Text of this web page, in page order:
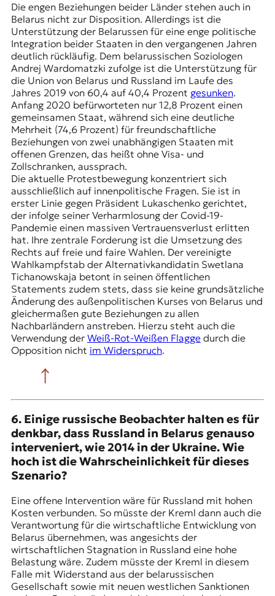
Die engen Beziehungen beider Länder stehen auch in
Belarus nicht zur Disposition. Allerdings ist die
Unterstützung der Belarussen für eine enge politische
Integration beider Staaten in den vergangenen Jahren
deutlich rückläufig. Dem belarussischen Soziologen
Andrej Wardomatzki zufolge ist die Unterstützung für
die Union von Belarus und Russland im Laufe des
Jahres 2019 von 60,4 auf 40,4 Prozent gesunken.
Anfang 2020 befürworteten nur 12,8 Prozent einen
gemeinsamen Staat, während sich eine deutliche
Mehrheit (74,6 Prozent) für freundschaftliche
Beziehungen von zwei unabhängigen Staaten mit
offenen Grenzen, das heißt ohne Visa- und
Zollschranken, aussprach.
Die aktuelle Protestbewegung konzentriert sich
ausschließlich auf innenpolitische Fragen. Sie ist in
erster Linie gegen Präsident Lukaschenko gerichtet,
der infolge seiner Verharmlosung der Covid-19-
Pandemie einen massiven Vertrauensverlust erlitten
hat. Ihre zentrale Forderung ist die Umsetzung des
Rechts auf freie und faire Wahlen. Der vereinigte
Wahlkampfstab der Alternativkandidatin Swetlana
Tichanowskaja betont in seinen öffentlichen
Statements zudem stets, dass sie keine grundsätzliche
Änderung des außenpolitischen Kurses von Belarus und
gleichermaßen gute Beziehungen zu allen
Nachbarländern anstreben. Hierzu steht auch die
Verwendung der Weiß-Rot-Weißen Flaggedurch die
Opposition nicht im Widerspruch.
6. Einige russische Beobachter halten es für
denkbar, dass Russland in Belarus genauso
interveniert, wie 2014 in der Ukraine. Wie
hoch ist die Wahrscheinlichkeit für dieses
Szenario?
Eine offene Intervention wäre für Russland mit hohen
Kosten verbunden. So müsste der Kreml dann auch die
Verantwortung für die wirtschaftliche Entwicklung von
Belarus übernehmen, was angesichts der
wirtschaftlichen Stagnation in Russland eine hohe
Belastung wäre. Zudem müsste der Kreml in diesem
Falle mit Widerstand aus der belarussischen
Gesellschaft sowie mit neuen westlichen Sanktionen